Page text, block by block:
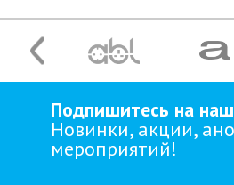
Подпишитесь на
Новинки, акции,
мероприятий!